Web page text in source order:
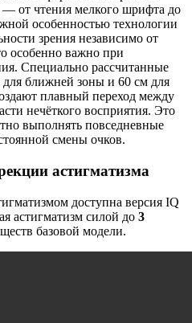
— от чтения мелкого шрифта до
особенностью технологии
зрения независимо от
особенно важно при
Специально рассчитанные
ближней зоны и 60 см для
плавный переход между
нечёткого восприятия. Это
выполнять повседневные
смены очков.
астигматизма
доступна версия IQ
астигматизм силой до 3
базовой модели.